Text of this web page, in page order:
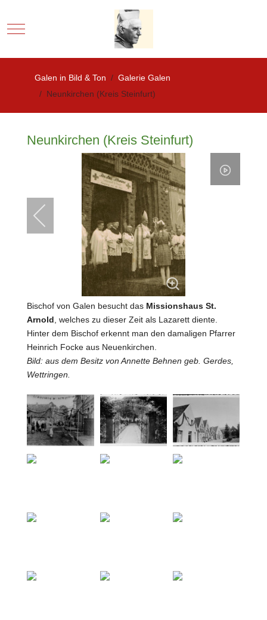
Mobile Menu Toggle
Galen in Bild & Ton
Galerie Galen
Neunkirchen (Kreis Steinfurt)
Neunkirchen (Kreis Steinfurt)
Bischof von Galen besucht das Missionshaus St.
Arnold, welches zu dieser Zeit als Lazarett diente.
Hinter dem Bischof erkennt man den damaligen Pfarrer
Heinrich Focke aus Neuenkirchen.
Bild: aus dem Besitz von Annette Behnen geb. Gerdes,
Wettringen.